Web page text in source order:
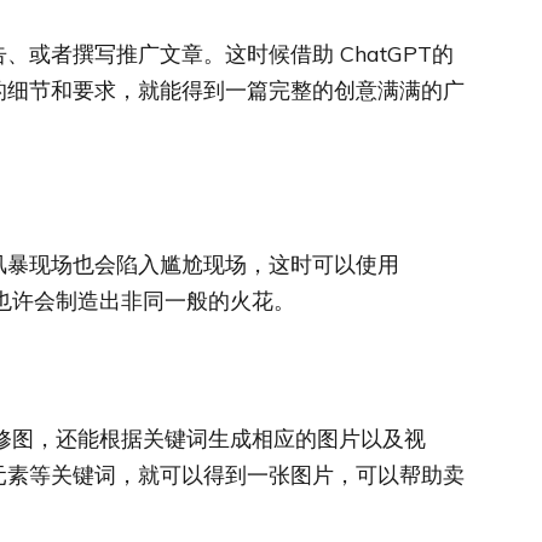
或者撰写推广文章。这时候借助 ChatGPT的
节和要求，就能得到一篇完整的创意满满的广
现场也会陷入尴尬现场，这时可以使用
会制造出非同一般的火花。
，还能根据关键词生成相应的图片以及视
等关键词，就可以得到一张图片，可以帮助卖